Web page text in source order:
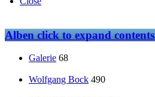
Albenclick to expand contents
Galerie 68
Wolfgang Bock 490